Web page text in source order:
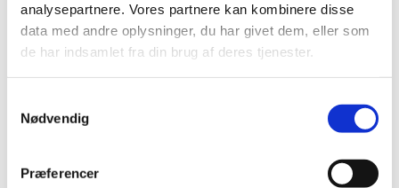
analysepartnere. Vores partnere kan kombinere disse
data med andre oplysninger, du har givet dem, eller som
de har indsamlet fra din brug af deres tjenester.
Nødvendig
Præferencer
Sagsnr.:C 1906
Dato for offentliggørelse:02-12-2025
Rigsrevisionen informeres løbende om enkeltsager
bl.a. via abonnement på denne side og en samlet